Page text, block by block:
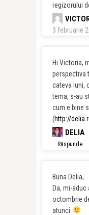
regizorului
3 februarie
Hi Victoria,
perspectiva
cateva luni,
tema, s-au
cum e bine
(http://
DELIA
Răspunde
Buna Delia,
Da, mi-
octombrie
atunci.